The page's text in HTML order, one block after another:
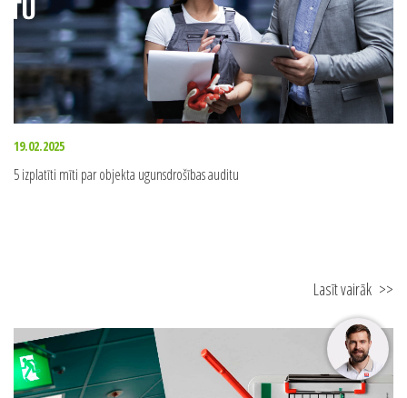
19.02.2025
5 izplatīti mīti par objekta ugunsdrošības auditu
Lasīt vairāk >>